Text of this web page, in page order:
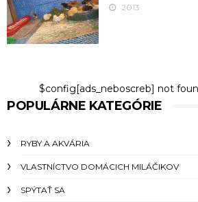
2013
$config[ads_neboscreb] not
POPULÁRNE KATEGÓRIE
RYBY A AKVÁRIA
VLASTNÍCTVO DOMÁCICH MILÁČIKOV
SPÝTAŤ SA